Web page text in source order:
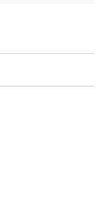
ト
メニュース